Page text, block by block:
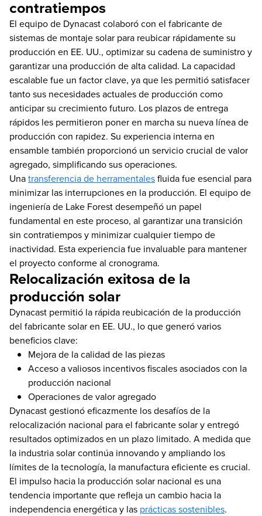
contratiempos
El equipo de Dynacast colaboró con el fabricante de
sistemas de montaje solar para reubicar rápidamente su
producción en EE. UU., optimizar su cadena de suministro y
garantizar una producción de alta calidad. La capacidad
escalable fue un factor clave, ya que les permitió satisfacer
tanto sus necesidades actuales de producción como
anticipar su crecimiento futuro. Los plazos de entrega
rápidos les permitieron poner en marcha su nueva línea de
producción con rapidez. Su experiencia interna en
ensamble también proporcionó un servicio crucial de valor
agregado, simplificando sus operaciones.
Unatransferencia de herramentalesfluida fue esencial para
minimizar las interrupciones en la producción. El equipo de
ingeniería de Lake Forest desempeñó un papel
fundamental en este proceso, al garantizar una transición
sin contratiempos y minimizar cualquier tiempo de
inactividad. Esta experiencia fue invaluable para mantener
el proyecto conforme al cronograma.
Relocalización exitosa de la
producción solar
Dynacast permitió la rápida reubicación de la producción
del fabricante solar en EE. UU., lo que generó varios
beneficios clave:
Mejora de la calidad de las piezas
Acceso a valiosos incentivos fiscales asociados con la
producción nacional
Operaciones de valor agregado
Dynacast gestionó eficazmente los desafíos de la
relocalización nacional para el fabricante solar y entregó
resultados optimizados en un plazo limitado. A medida que
la industria solar continúa innovando y ampliando los
límites de la tecnología, la manufactura eficiente es crucial.
El impulso hacia la producción solar nacional es una
tendencia importante que refleja un cambio hacia la
independencia energética y las prácticas sostenibles.